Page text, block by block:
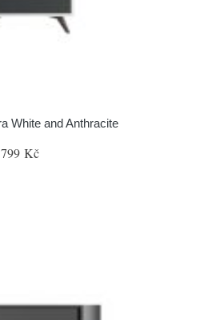
White and Anthracite
Kč